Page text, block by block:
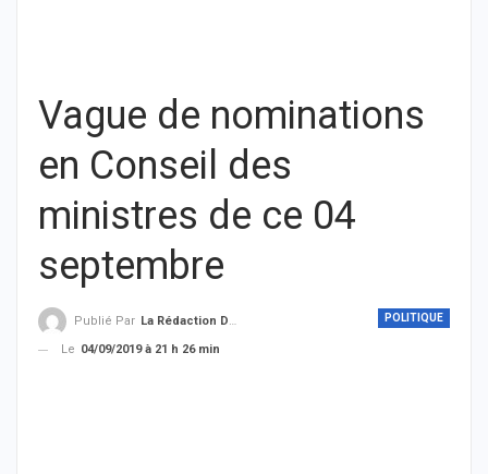
Vague de nominations
en Conseil des
ministres de ce 04
septembre
POLITIQUE
Publié Par La Rédaction De THIEYSENEGAL.com
Le 04/09/2019 à 21 h 26 min